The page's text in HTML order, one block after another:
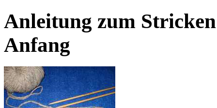
Anleitung zum
Anfang